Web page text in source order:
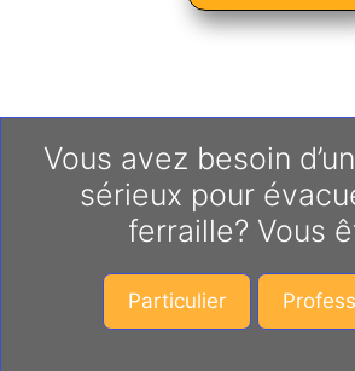
Vous avez besoin
sérieux pour
ferraille? Vous
Particulier